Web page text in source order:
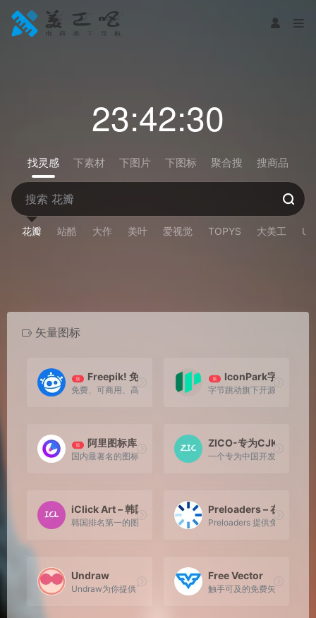
23:42:30
找灵感 下素材 下图片 下图标 聚合搜 搜商品
花瓣 站酷 大作 美叶 爱视觉 TOPYS 大美工 UI
矢量图标
顶 Freepik! 免费矢量素材库
免费、可商用、高质量，一个基于素材库的搜索引擎站点，为
顶 IconPark字节跳动
字节跳动旗下开源图标库，
顶 阿里图标库
国内最著名的图标搜索及管理平台，300万个图标下载
ZICO-专为CJK汉语用
一个专为中国开发者而生的
iClick Art – 韩国矢量素材站
韩国排名第一的图片网站iClick Art，nPine旗下，iClick Art在中
Preloaders – 在线生成
Preloaders 提供免费的动态
Undraw
Undraw为你提供了一系列免费的插画素材库，你可以随时将这
Free Vector
触手可及的免费矢量艺术世